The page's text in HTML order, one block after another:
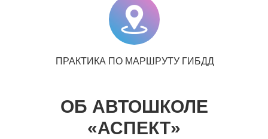
ПРАКТИКА ПО МАРШРУТУ ГИБДД
ОБ АВТОШКОЛЕ
«АСПЕКТ»